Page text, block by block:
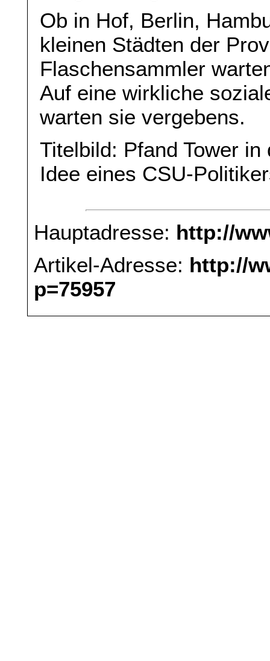
Ob in Hof, Berlin,
kleinen Städten der
Flaschensammler
Auf eine wirkliche
warten sie vergebens.
Titelbild: Pfand Tower
Idee eines CSU-
Hauptadresse: http://
Artikel-Adresse: http://
p=75957